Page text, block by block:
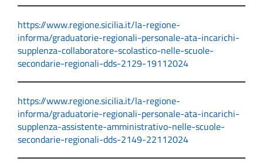
https://www.regione.sicilia.it/la-regione-
informa/graduatorie-regionali-personale-ata-incarichi-
supplenza-collaboratore-scolastico-nelle-scuole-
secondarie-regionali-dds-2129-19112024
https://www.regione.sicilia.it/la-regione-
informa/graduatorie-regionali-personale-ata-incarichi-
supplenza-assistente-amministrativo-nelle-scuole-
secondarie-regionali-dds-2149-22112024